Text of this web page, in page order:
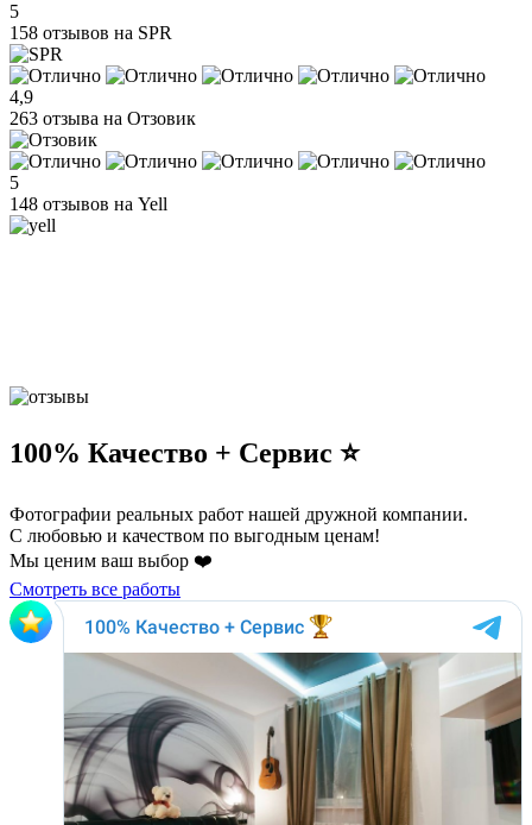
5
158 отзывов на SPR
4,9
263 отзыва на Отзовик
5
148 отзывов на Yell
100% Качество + Сервис ⭐️
Фотографии реальных работ нашей дружной компании.
С любовью и качеством по выгодным ценам!
Мы ценим ваш выбор ❤️
Смотреть все работы